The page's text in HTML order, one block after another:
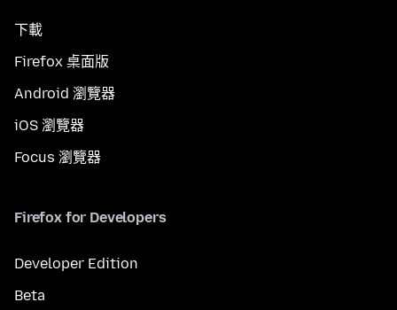
下載
Firefox 桌面版
Android 瀏覽器
iOS 瀏覽器
Focus 瀏覽器
Firefox for Developers
Developer Edition
Beta